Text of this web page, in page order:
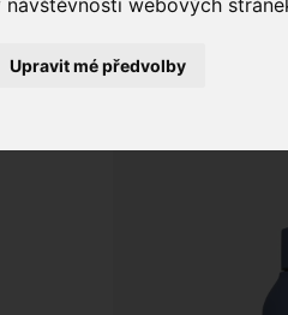
návštěvnosti webových
Upravit mé předvolby